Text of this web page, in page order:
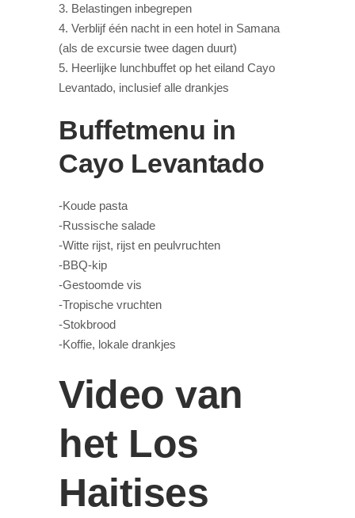
3. Belastingen inbegrepen
4. Verblijf één nacht in een hotel in Samana
(als de excursie twee dagen duurt)
5. Heerlijke lunchbuffet op het eiland Cayo
Levantado, inclusief alle drankjes
Buffetmenu in
Cayo Levantado
-Koude pasta
-Russische salade
-Witte rijst, rijst en peulvruchten
-BBQ-kip
-Gestoomde vis
-Tropische vruchten
-Stokbrood
-Koffie, lokale drankjes
Video van
het Los
Haitises